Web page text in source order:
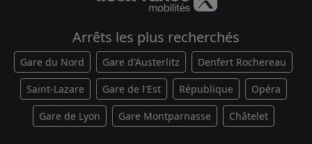
Arrêts les plus recherchés
Gare du Nord Gare d'Austerlitz Denfert Rochereau
Saint-Lazare Gare de l'Est République Opéra
Gare de Lyon Gare Montparnasse Châtelet